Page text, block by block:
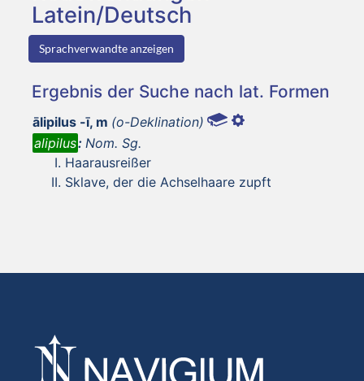
Latein/Deutsch
Sprachverwandte anzeigen
Ergebnis der Suche nach lat. Formen
ālipilus -ī, m (o-Deklination)
alipilus: Nom. Sg.
Haarausreißer
Sklave, der die Achselhaare zupft